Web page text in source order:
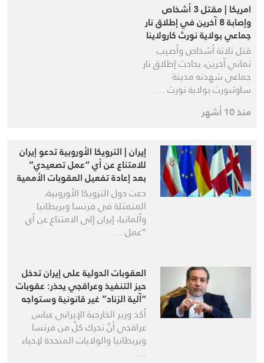
امريكا | مقتل 3 أشخاص
وإصابة 8 آخرين في إطلاق نار
جماعي بولاية نورث كارولاينا
الأمريكية
قتل ثلاثة أشخاص وأصيب
ثماني آخرين، بحادث إطلاق نار
جماعي شهدته مدينة
ساوثبورت بولاية نورث …
منذ 10 أشهر
إيران | الترويكا الأوروبية تدعو إيران
للامتناع عن أي “عمل تصعيدي”
بعد إعادة تفعيل العقوبات الأممية
دعت دول الترويكا الأوروبية،
المتمثلة في فرنسا وبريطانيا
وألمانيا، إيران إلى الامتناع عن أي
“عمل …
العقوبات الدولية على إيران تدخل
حيز التنفيذ وعراقجي يحذر: عقوبات
“آلية الزناد” غير قانونية وستواجه
برد حازم
أكد وزير الخارجية الإيراني عباس
عراقجي أنّ تحرك كلّ من فرنسا
وبريطانيا والولايات المتحدة لإحياء
…